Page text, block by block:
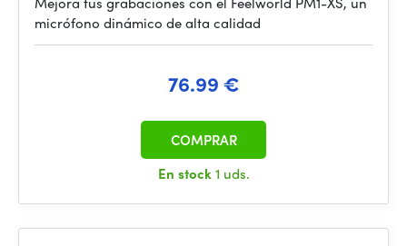
micrófono dinámico de alta calidad
76.99 €
En stock1 uds.
COMPRAR